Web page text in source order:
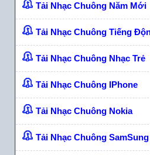
Tải Nhạc Chuông Năm Mới
Tải Nhạc Chuông Tiếng
Tải Nhạc Chuông Nhạc Trẻ
Tải Nhạc Chuông IPhone
Tải Nhạc Chuông Nokia
Tải Nhạc Chuông SamSung